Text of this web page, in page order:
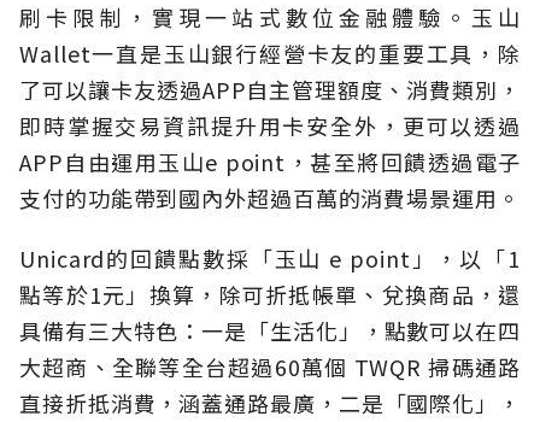
刷卡限制，實現一站式數位金融體驗。玉山
Wallet一直是玉山銀行經營卡友的重要工具，除
了可以讓卡友透過APP自主管理額度、消費類別，
即時掌握交易資訊提升用卡安全外，更可以透過
APP自由運用玉山e point，甚至將回饋透過電子
支付的功能帶到國內外超過百萬的消費場景運用。
Unicard的回饋點數採「玉山 e point」，以「1
點等於1元」換算，除可折抵帳單、兌換商品，還
具備有三大特色：一是「生活化」，點數可以在四
大超商、全聯等全台超過60萬個 TWQR 掃碼通路
直接折抵消費，涵蓋通路最廣，二是「國際化」，